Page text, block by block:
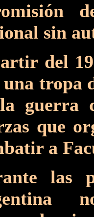
sin
del 19
una tropa
guerra
que
a
las